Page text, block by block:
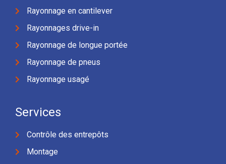
Rayonnage en cantilever
Rayonnages drive-in
Rayonnage de longue portée
Rayonnage de pneus
Rayonnage usagé
Services
Contrôle des entrepôts
Montage